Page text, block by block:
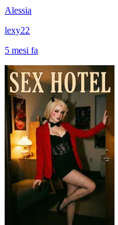
Alessia
lexy22
5 mesi fa